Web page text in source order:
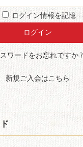
ログイン情報を記憶
ワードをお忘れですか ?
新規ご入会はこちら